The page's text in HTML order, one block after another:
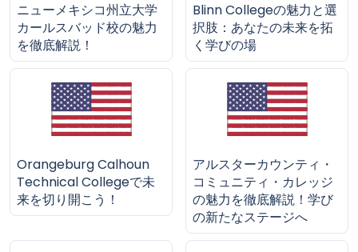
ニューメキシコ州立大学
カールスバッド校の魅力
を徹底解説！
Blinn Collegeの魅力と選
択肢：あなたの未来を拓
く学びの場
Orangeburg Calhoun
Technical Collegeで未
来を切り開こう！
アルスターカウンティ・
コミュニティ・カレッジ
の魅力を徹底解説！学び
の新たなステージへ